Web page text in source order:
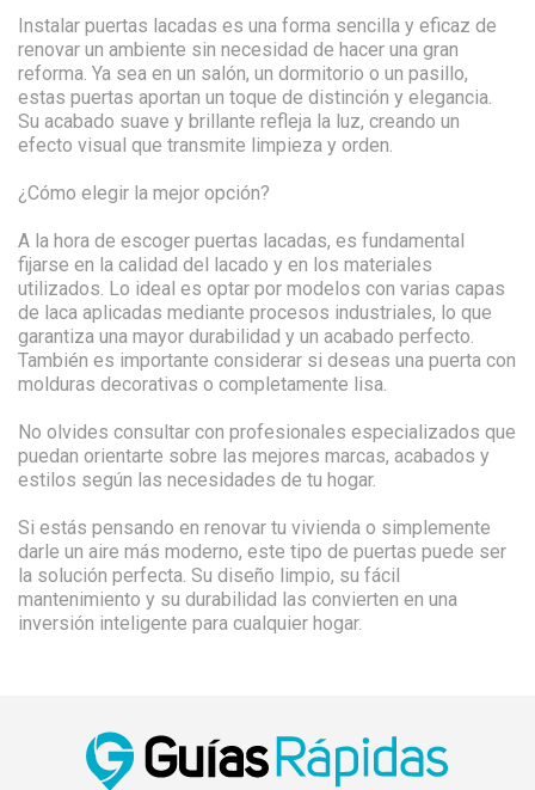
Instalar puertas lacadas es una forma sencilla y eficaz de
renovar un ambiente sin necesidad de hacer una gran
reforma. Ya sea en un salón, un dormitorio o un pasillo,
estas puertas aportan un toque de distinción y elegancia.
Su acabado suave y brillante refleja la luz, creando un
efecto visual que transmite limpieza y orden.
¿Cómo elegir la mejor opción?
A la hora de escoger puertas lacadas, es fundamental
fijarse en la calidad del lacado y en los materiales
utilizados. Lo ideal es optar por modelos con varias capas
de laca aplicadas mediante procesos industriales, lo que
garantiza una mayor durabilidad y un acabado perfecto.
También es importante considerar si deseas una puerta con
molduras decorativas o completamente lisa.
No olvides consultar con profesionales especializados que
puedan orientarte sobre las mejores marcas, acabados y
estilos según las necesidades de tu hogar.
Si estás pensando en renovar tu vivienda o simplemente
darle un aire más moderno, este tipo de puertas puede ser
la solución perfecta. Su diseño limpio, su fácil
mantenimiento y su durabilidad las convierten en una
inversión inteligente para cualquier hogar.